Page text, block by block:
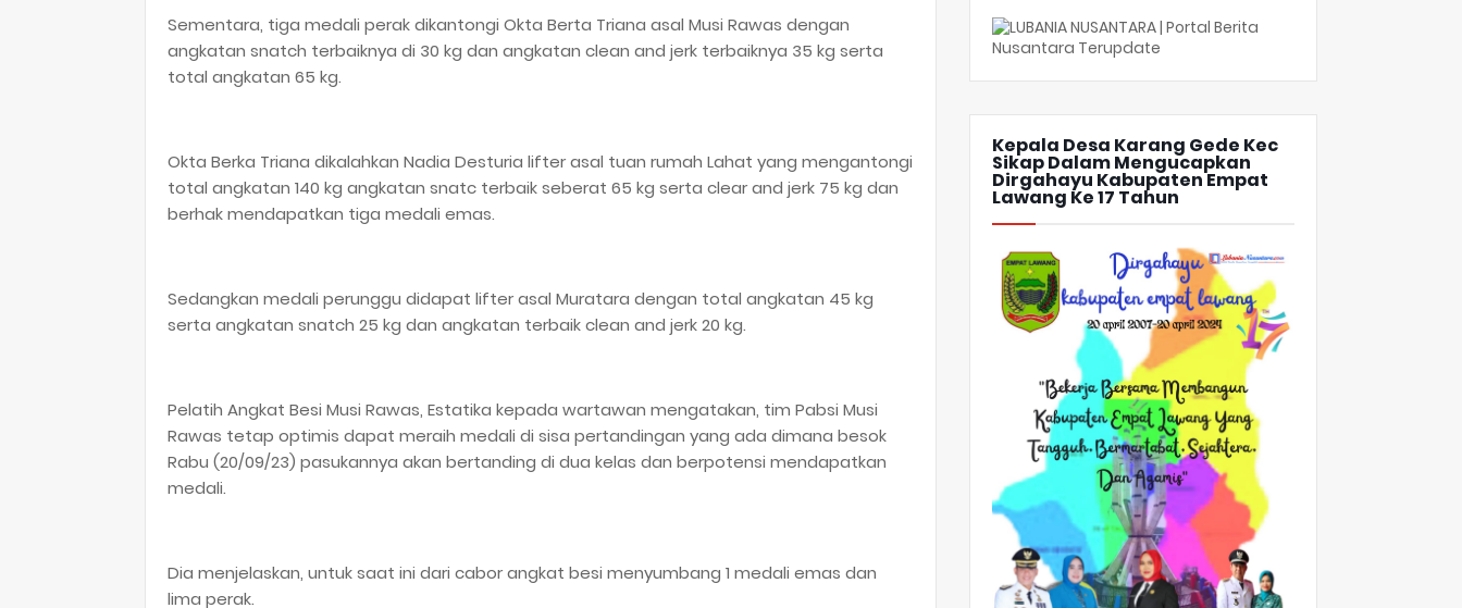
Sementara, tiga medali perak dikantongi Okta Berta Triana asal Musi Rawas dengan
angkatan snatch terbaiknya di 30 kg dan angkatan clean and jerk terbaiknya 35 kg serta
total angkatan 65 kg.
Okta Berka Triana dikalahkan Nadia Desturia lifter asal tuan rumah Lahat yang mengantongi
total angkatan 140 kg angkatan snatc terbaik seberat 65 kg serta clear and jerk 75 kg dan
berhak mendapatkan tiga medali emas.
Sedangkan medali perunggu didapat lifter asal Muratara dengan total angkatan 45 kg
serta angkatan snatch 25 kg dan angkatan terbaik clean and jerk 20 kg.
Pelatih Angkat Besi Musi Rawas, Estatika kepada wartawan mengatakan, tim Pabsi Musi
Rawas tetap optimis dapat meraih medali di sisa pertandingan yang ada dimana besok
Rabu (20/09/23) pasukannya akan bertanding di dua kelas dan berpotensi mendapatkan
medali.
Dia menjelaskan, untuk saat ini dari cabor angkat besi menyumbang 1 medali emas dan
lima perak.
Kepala Desa Karang Gede Kec
Sikap Dalam Mengucapkan
Dirgahayu Kabupaten Empat
Lawang Ke 17 Tahun